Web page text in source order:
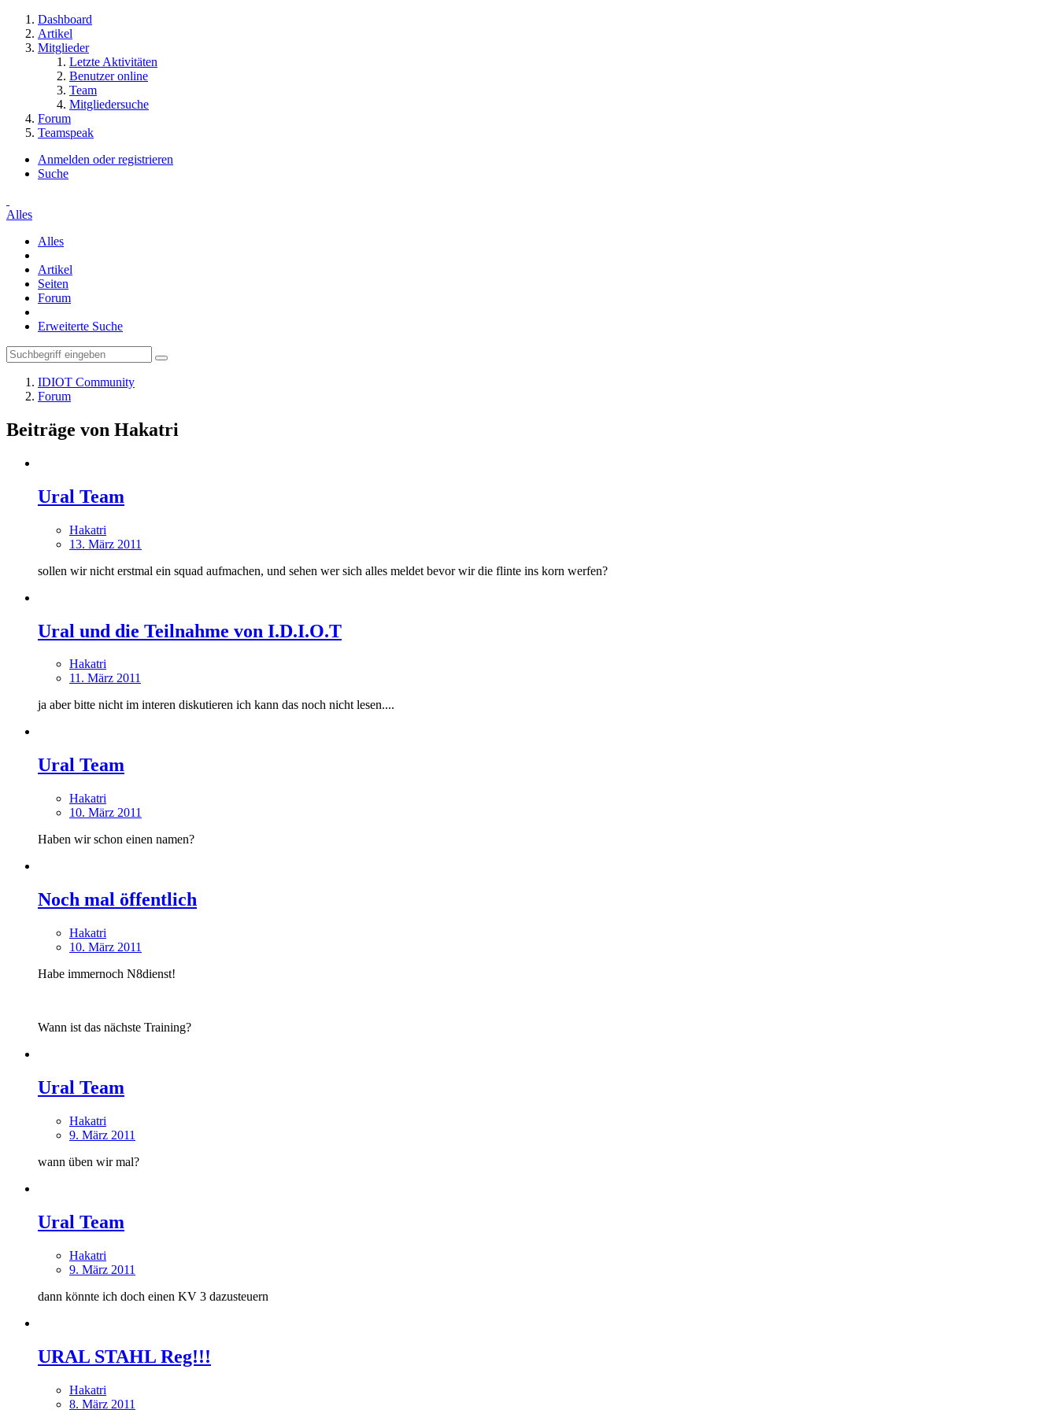
Dashboard
Artikel
Mitglieder
Letzte Aktivitäten
Benutzer online
Team
Mitgliedersuche
Forum
Teamspeak
Anmelden oder registrieren
Suche
Alles
Alles
Artikel
Seiten
Forum
Erweiterte Suche
IDIOT Community
Forum
Beiträge von Hakatri
Ural Team
Hakatri
13. März 2011
sollen wir nicht erstmal ein squad aufmachen, und sehen wer sich alles meldet bevor wir die flinte ins korn werfen?
Ural und die Teilnahme von I.D.I.O.T
Hakatri
11. März 2011
ja aber bitte nicht im interen diskutieren ich kann das noch nicht lesen....
Ural Team
Hakatri
10. März 2011
Haben wir schon einen namen?
Noch mal öffentlich
Hakatri
10. März 2011
Habe immernoch N8dienst!
Wann ist das nächste Training?
Ural Team
Hakatri
9. März 2011
wann üben wir mal?
Ural Team
Hakatri
9. März 2011
dann könnte ich doch einen KV 3 dazusteuern
URAL STAHL Reg!!!
Hakatri
8. März 2011